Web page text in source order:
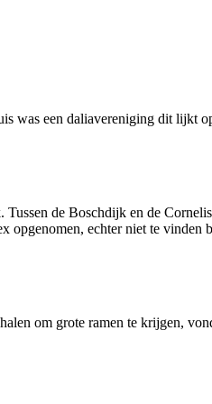
was een daliavereniging dit lijkt
de Boschdijk en de
echter niet te vinden
om grote ramen te krijgen,